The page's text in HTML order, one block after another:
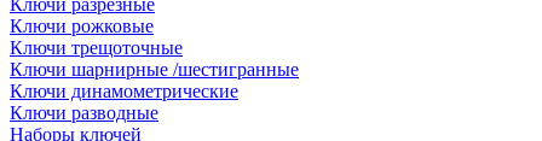
Ключи разрезные
Ключи рожковые
Ключи трещоточные
Ключи шарнирные /шестигранные
Ключи динамометрические
Ключи разводные
Наборы ключей